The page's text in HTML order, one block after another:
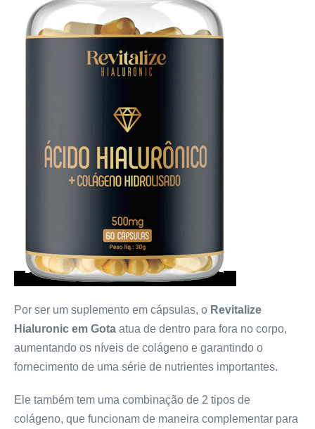
Por ser um suplemento em cápsulas, o Revitalize
Hialuronic em Gota atua de dentro para fora no corpo,
aumentando os níveis de colágeno e garantindo o
fornecimento de uma série de nutrientes importantes.
Ele também tem uma combinação de 2 tipos de
colágeno, que funcionam de maneira complementar para